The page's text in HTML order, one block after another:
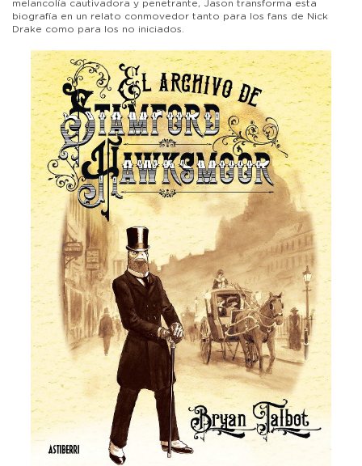
melancolía cautivadora y penetrante, Jason transforma esta
biografía en un relato conmovedor tanto para los fans de Nick
Drake como para los no iniciados.